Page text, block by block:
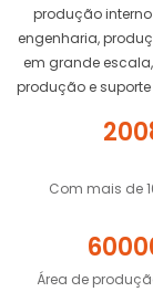
produção
engenharia,
em grande
produção e
Com mais de
Área de